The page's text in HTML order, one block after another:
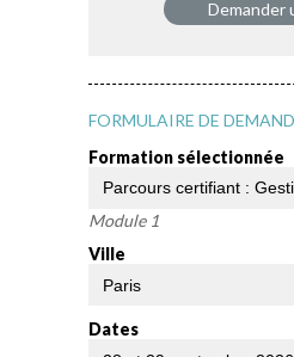
Demander
FORMULAIRE DE
Formation sélectionnée
Module 1
Ville
Dates